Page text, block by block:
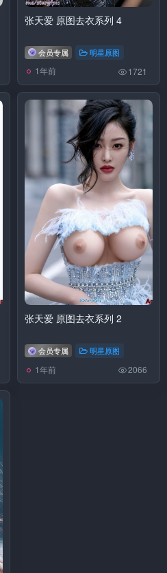
张天爱 原图去衣系列 4
会员专属 明星原图
1年前 1721
张天爱 原图去衣系列 2
会员专属 明星原图
1年前 2066